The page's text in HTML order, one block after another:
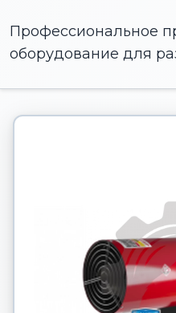
Профессиональное
оборудование для